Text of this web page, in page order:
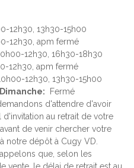
12h30, 13h30-15h00
12h30, apm fermé
12h30, 16h30-18h30
12h30, apm fermé
12h30, 13h30-15h00
Fermé
d'attendre d'avoir
au retrait de votre
de venir chercher votre
notre dépôt à Cugy VD.
que, selon les